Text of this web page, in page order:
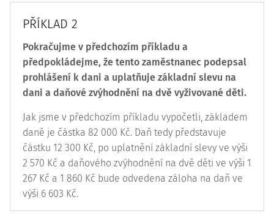
PŘÍKLAD 2
Pokračujme v předchozím příkladu a
předpokládejme, že tento zaměstnanec podepsal
prohlášení k dani a uplatňuje základní slevu na
dani a daňové zvýhodnění na dvě vyživované děti.
Jak jsme v předchozím příkladu vypočetli, základem
daně je částka 82 000 Kč. Daň tedy představuje
částku 12 300 Kč, po uplatnění základní slevy ve výši
2 570 Kč a daňového zvýhodnění na dvě děti ve výši 1
267 Kč a 1 860 Kč bude odvedena záloha na daň ve
výši 6 603 Kč.